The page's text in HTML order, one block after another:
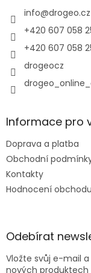
info@drogeo.cz
+420 607 058
+420 607 058
drogeocz
Informace pro
Doprava a platba
Obchodní
Kontakty
Hodnocení obchodu
Odebírat
Vložte svůj e-mail
nových